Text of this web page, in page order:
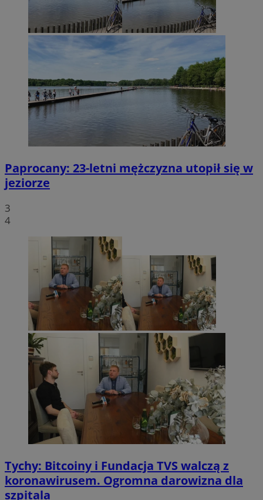
Paprocany: 23-letni mężczyzna utopił się w
jeziorze
3
4
Tychy: Bitcoiny i Fundacja TVS walczą z
koronawirusem. Ogromna darowizna dla
szpitala